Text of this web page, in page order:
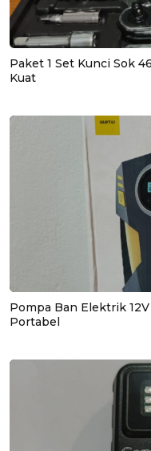
Paket 1 Set Kunci Sok
Kuat
Pompa Ban Elektrik
Portabel